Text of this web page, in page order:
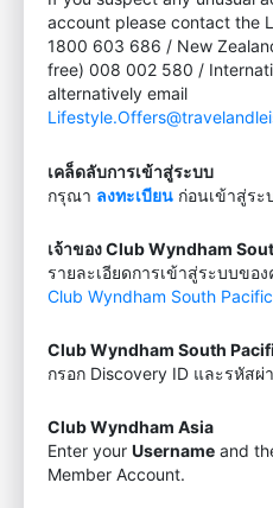
account please contact the
1800 603 686 / New
free) 008 002 580 /
alternatively email
เคล็ดลับการเข้าสู่ระบบ
กรุณา ลงทะเบียน ก่อนเข้าสู่ระ
เจ้าของ Club Wyndham
รายละเอียดการเข้าสู่ระบบขอ
Club Wyndham South Pacific
Club Wyndham South
กรอก Discovery ID และรหัส
Club Wyndham Asia
Enter your Username and
Member Account.